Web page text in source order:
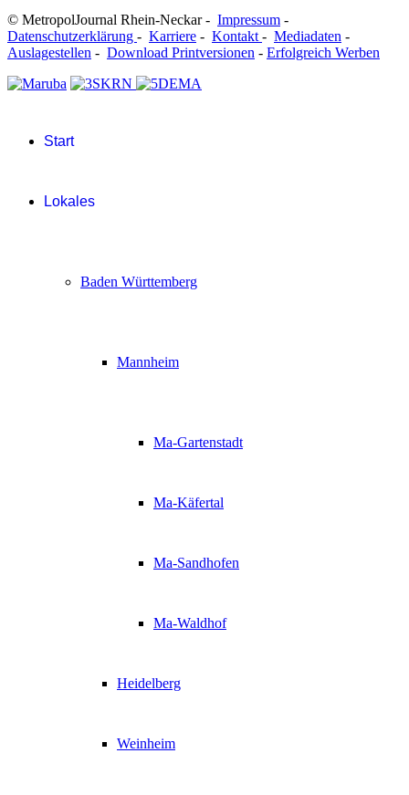
© MetropolJournal Rhein-Neckar - Impressum -
Datenschutzerklärung - Karriere - Kontakt - Mediadaten -
Auslagestellen - Download Printversionen - Erfolgreich Werben
Start
Lokales
Baden Württemberg
Mannheim
Ma-Gartenstadt
Ma-Käfertal
Ma-Sandhofen
Ma-Waldhof
Heidelberg
Weinheim